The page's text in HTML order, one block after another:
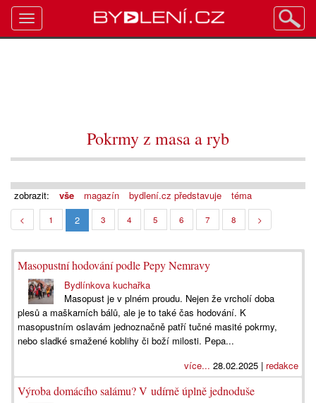
Pokrmy z masa a ryb
zobrazit: vše magazín bydlení.cz představuje téma
< 1 2 3 4 5 6 7 8 >
Masopustní hodování podle Pepy Nemravy
Bydlínkova kuchařka
Masopust je v plném proudu. Nejen že vrcholí doba
plesů a maškarních bálů, ale je to také čas hodování. K
masopustním oslavám jednoznačně patří tučné masité pokrmy,
nebo sladké smažené koblihy či boží milosti. Pepa...
více... 28.02.2025 | redakce
Výroba domácího salámu? V udírně úplně jednoduše
Toggle
navigation